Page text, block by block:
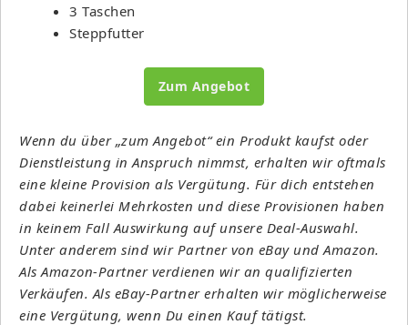
3 Taschen
Steppfutter
Zum Angebot
Wenn du über „zum Angebot“ ein Produkt kaufst oder
Dienstleistung in Anspruch nimmst, erhalten wir oftmals
eine kleine Provision als Vergütung. Für dich entstehen
dabei keinerlei Mehrkosten und diese Provisionen haben
in keinem Fall Auswirkung auf unsere Deal-Auswahl.
Unter anderem sind wir Partner von eBay und Amazon.
Als Amazon-Partner verdienen wir an qualifizierten
Verkäufen. Als eBay-Partner erhalten wir möglicherweise
eine Vergütung, wenn Du einen Kauf tätigst.